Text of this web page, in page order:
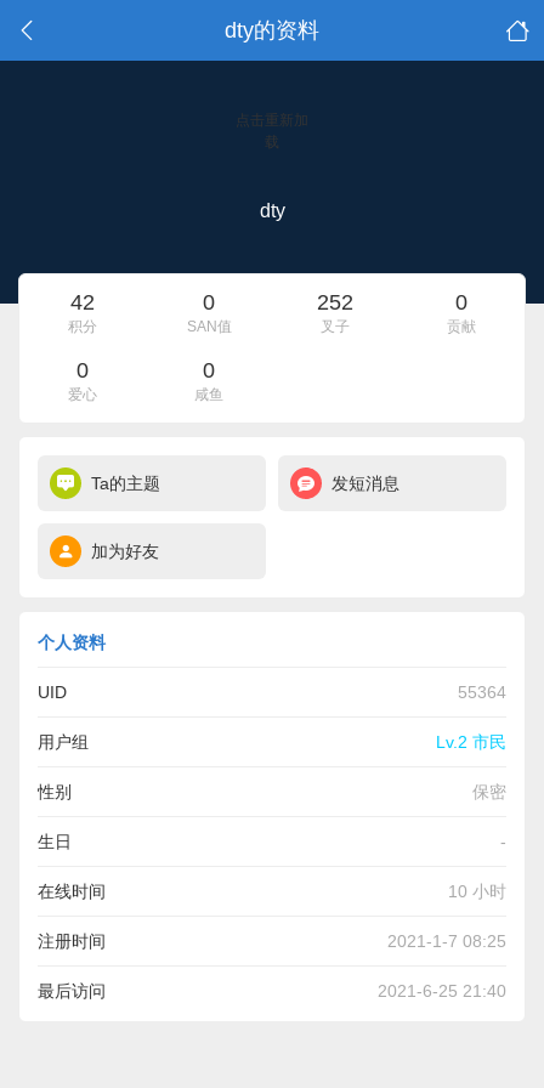
dty的资料
点击重新加
载
dty
42
积分
0
SAN值
252
叉子
0
贡献
0
爱心
0
咸鱼
Ta的主题 发短消息
加为好友
个人资料
UID 55364
用户组 Lv.2 市民
性别 保密
生日 -
在线时间 10 小时
注册时间 2021-1-7 08:25
最后访问 2021-6-25 21:40